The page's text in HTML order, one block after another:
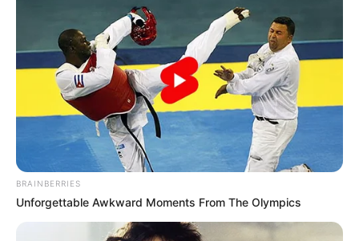
ΣΠΑΜΕ ΤΟ ΜΑΤΡΙΞ – ΤΟ ΒΙΒΛΙΟ
BRAINBERRIES
Unforgettable Awkward Moments From The Olympics